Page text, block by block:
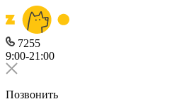
7255
9:00-21:00
Позвонить